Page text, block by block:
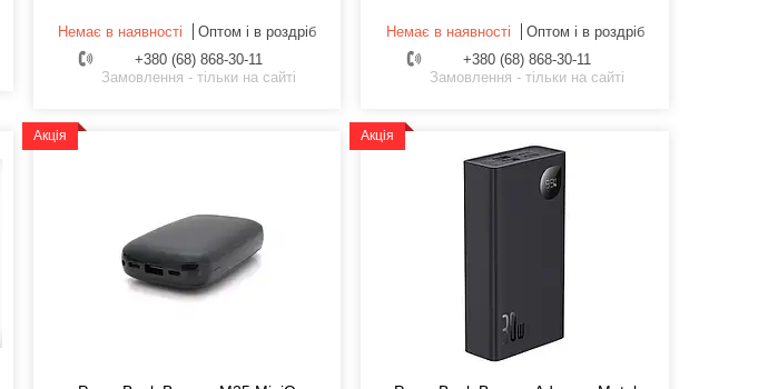
Немає в наявності
Оптом і в роздріб
+380 (68) 868-30-11
Замовлення - тільки на сайті
Немає в наявності
Оптом і в роздріб
+380 (68) 868-30-11
Замовлення - тільки на сайті
Акція Акція